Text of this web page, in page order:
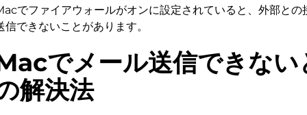
でファイアウォールがオンに設定されていると、外部との
信できないことがあります。
でメール送信できない
解決法